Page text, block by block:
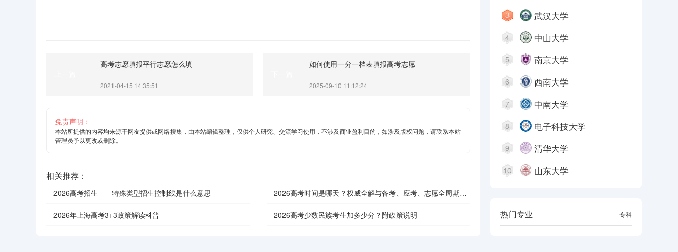
高考志愿填报平行志愿怎么填
2021-04-15 14:35:51
如何使用一分一档表填报高考志愿
2025-09-10 11:12:24
免责声明：
本站所提供的内容均来源于网友提供或网络搜集，由本站编辑整理，仅供个人研究、交流学习使用，不涉及商业盈利目的，如涉及版权问题，请联系本站
管理员予以更改或删除。
相关推荐：
2026高考招生——特殊类型招生控制线是什么意思 2026高考时间是哪天？权威全解与备考、应考、志愿全周期指
南
2026年上海高考3+3政策解读科普 2026高考少数民族考生加多少分？附政策说明
武汉大学
4 中山大学
5 南京大学
6 西南大学
7 中南大学
8 电子科技大学
9 清华大学
10 山东大学
热门专业 专科